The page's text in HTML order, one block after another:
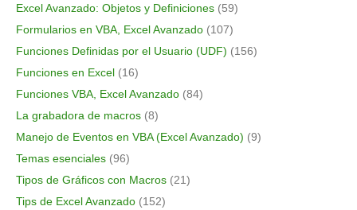
Excel Avanzado: Objetos y Definiciones (59)
Formularios en VBA, Excel Avanzado (107)
Funciones Definidas por el Usuario (UDF) (156)
Funciones en Excel (16)
Funciones VBA, Excel Avanzado (84)
La grabadora de macros (8)
Manejo de Eventos en VBA (Excel Avanzado) (9)
Temas esenciales (96)
Tipos de Gráficos con Macros (21)
Tips de Excel Avanzado (152)